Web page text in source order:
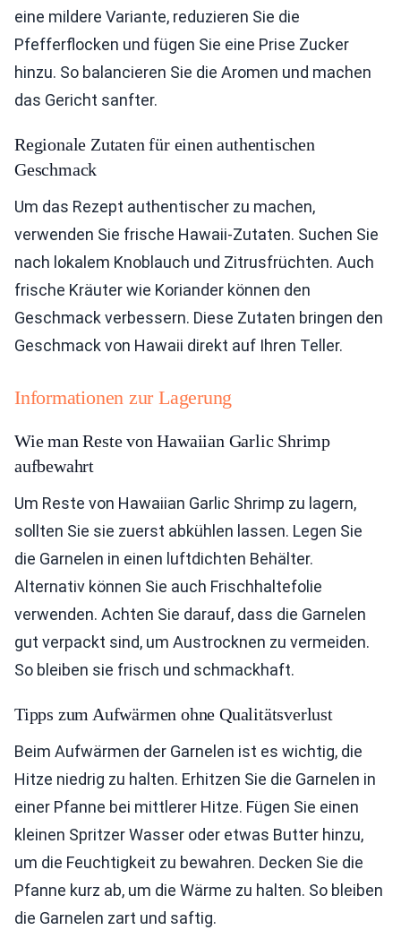
eine mildere Variante, reduzieren Sie die
Pfefferflocken und fügen Sie eine Prise Zucker
hinzu. So balancieren Sie die Aromen und machen
das Gericht sanfter.
Regionale Zutaten für einen authentischen
Geschmack
Um das Rezept authentischer zu machen,
verwenden Sie frische Hawaii-Zutaten. Suchen Sie
nach lokalem Knoblauch und Zitrusfrüchten. Auch
frische Kräuter wie Koriander können den
Geschmack verbessern. Diese Zutaten bringen den
Geschmack von Hawaii direkt auf Ihren Teller.
Informationen zur Lagerung
Wie man Reste von Hawaiian Garlic Shrimp
aufbewahrt
Um Reste von Hawaiian Garlic Shrimp zu lagern,
sollten Sie sie zuerst abkühlen lassen. Legen Sie
die Garnelen in einen luftdichten Behälter.
Alternativ können Sie auch Frischhaltefolie
verwenden. Achten Sie darauf, dass die Garnelen
gut verpackt sind, um Austrocknen zu vermeiden.
So bleiben sie frisch und schmackhaft.
Tipps zum Aufwärmen ohne Qualitätsverlust
Beim Aufwärmen der Garnelen ist es wichtig, die
Hitze niedrig zu halten. Erhitzen Sie die Garnelen in
einer Pfanne bei mittlerer Hitze. Fügen Sie einen
kleinen Spritzer Wasser oder etwas Butter hinzu,
um die Feuchtigkeit zu bewahren. Decken Sie die
Pfanne kurz ab, um die Wärme zu halten. So bleiben
die Garnelen zart und saftig.